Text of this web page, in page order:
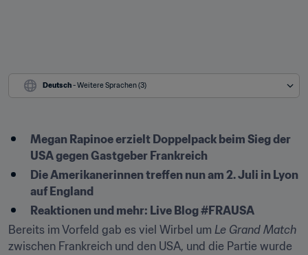
Deutsch - Weitere Sprachen (3)
Megan Rapinoe erzielt Doppelpack beim Sieg der
USA gegen Gastgeber Frankreich
Die Amerikanerinnen treffen nun am 2. Juli in Lyon
auf England
Reaktionen und mehr: Live Blog #FRAUSA
Bereits im Vorfeld gab es viel Wirbel um Le Grand Match
zwischen Frankreich und den USA, und die Partie wurde